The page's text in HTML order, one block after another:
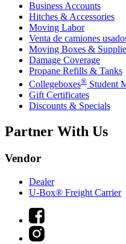
Business Accounts
Hitches & Accessories
Moving Labor
Venta de camiones
Moving Boxes &
Damage Coverage
Propane Refills & Tanks
Collegeboxes® Student
Gift Certificates
Discounts & Specials
Partner With Us
Vendor
Dealer
U-Box® Freight Carrier